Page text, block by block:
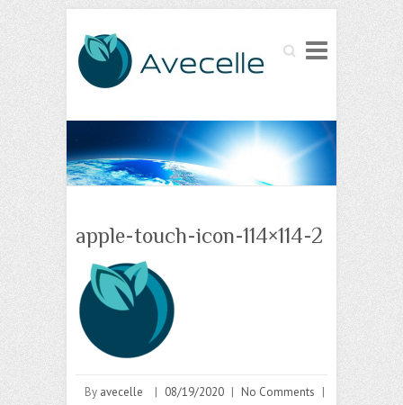
Search
apple-touch-icon-114×114-2
By avecelle | 08/19/2020 | No Comments |